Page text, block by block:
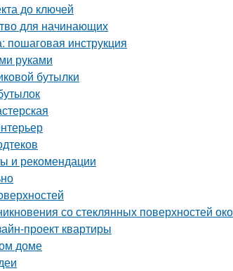
до ключей
для начинающих
пошаговая инструкция
руками
бутылки
и рекомендации
со стеклянных поверхностей
проект квартиры
доме